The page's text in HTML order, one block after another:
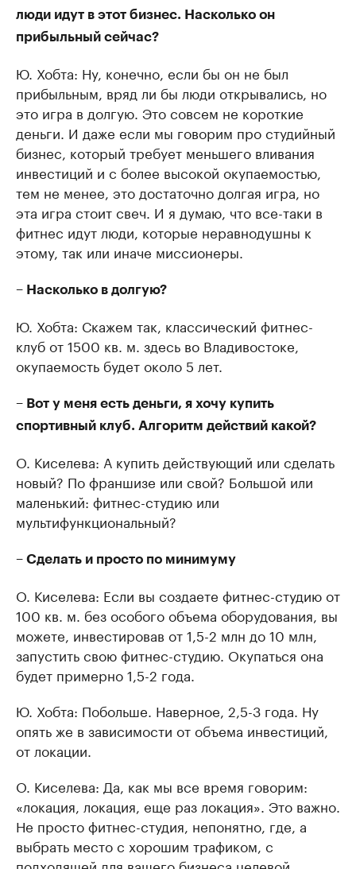
люди идут в этот бизнес. Насколько он
прибыльный сейчас?
Ю. Хобта: Ну, конечно, если бы он не был
прибыльным, вряд ли бы люди открывались, но
это игра в долгую. Это совсем не короткие
деньги. И даже если мы говорим про студийный
бизнес, который требует меньшего вливания
инвестиций и с более высокой окупаемостью,
тем не менее, это достаточно долгая игра, но
эта игра стоит свеч. И я думаю, что все-таки в
фитнес идут люди, которые неравнодушны к
этому, так или иначе миссионеры.
– Насколько в долгую?
Ю. Хобта: Скажем так, классический фитнес-
клуб от 1500 кв. м. здесь во Владивостоке,
окупаемость будет около 5 лет.
– Вот у меня есть деньги, я хочу купить
спортивный клуб. Алгоритм действий какой?
О. Киселева: А купить действующий или сделать
новый? По франшизе или свой? Большой или
маленький: фитнес-студию или
мультифункциональный?
– Сделать и просто по минимуму
О. Киселева: Если вы создаете фитнес-студию от
100 кв. м. без особого объема оборудования, вы
можете, инвестировав от 1,5-2 млн до 10 млн,
запустить свою фитнес-студию. Окупаться она
будет примерно 1,5-2 года.
Ю. Хобта: Побольше. Наверное, 2,5-3 года. Ну
опять же в зависимости от объема инвестиций,
от локации.
О. Киселева: Да, как мы все время говорим:
«локация, локация, еще раз локация». Это важно.
Не просто фитнес-студия, непонятно, где, а
выбрать место с хорошим трафиком, с
подходящей для вашего бизнеса целевой